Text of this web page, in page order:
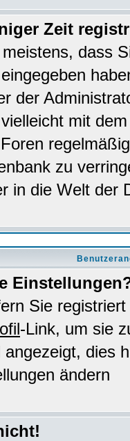
Zeit
dass
der
mit
zu
in die Welt der
Sie
-Link, um sie
dies
ändern